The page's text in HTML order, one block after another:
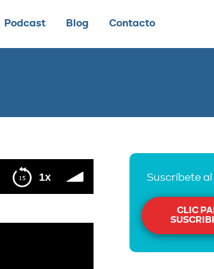
Podcast Blog Contacto
1x Suscríbete
CLIC